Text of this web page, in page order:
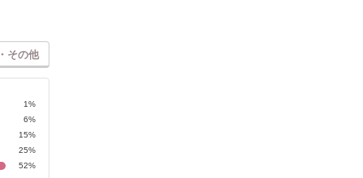
その他
1%
6%
15%
25%
52%